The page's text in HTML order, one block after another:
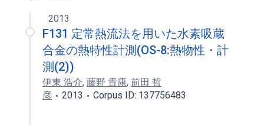
2013
F131 定常熱流法を用いた水素吸蔵
合金の熱特性計測(OS-8:熱物性・計
測(2))
伊東 浩介, 藤野 貴康, 前田 哲
彦
2013 Corpus ID: 137756483